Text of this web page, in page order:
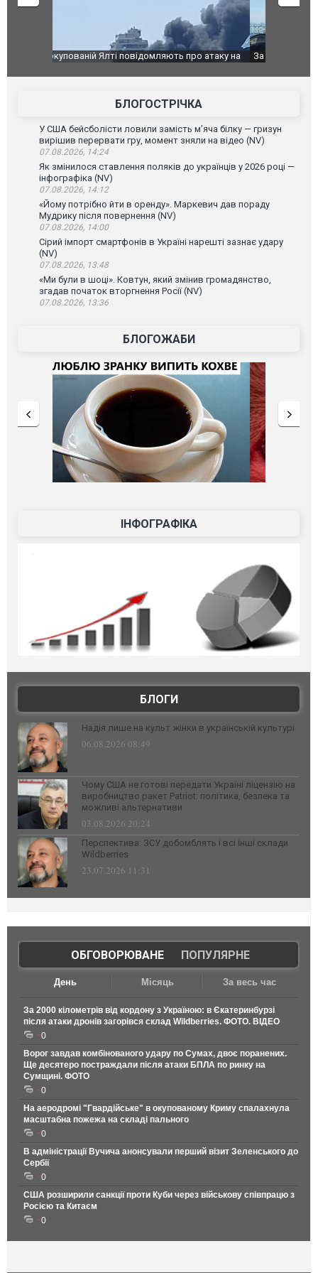
За 2000 кілометрів від кордону з Україною: в
склад Wildberries. ФОТО. ВІДЕО
В
БЛОГОСТРІЧКА
У США бейсболісти ловили замість м’яча білку — гризун
вирішив перервати гру, момент зняли на відео (NV)
07.08.2026, 14:24
Як змінилося ставлення поляків до українців у 2026 році —
інфографіка (NV)
07.08.2026, 14:12
«Йому потрібно йти в оренду». Маркевич дав пораду
Мудрику після повернення (NV)
07.08.2026, 14:00
Сірий імпорт смартфонів в Україні нарешті зазнає удару
(NV)
07.08.2026, 13:48
«Ми були в шоці». Ковтун, який змінив громадянство,
згадав початок вторгнення Росії (NV)
07.08.2026, 13:36
БЛОГОЖАБИ
ІНФОГРАФІКА
БЛОГИ
Надія лише на культ жінки в українській культурі
06.08.2026 08:49
Чому США не готові передати Україні ліцензію на
виробництво ракет Patriot: політика, безпека та
можливі альтернативи
03.08.2026 20:24
Перспектива: ЗСУ добомблять і всі інші склади
Wildberries
23.07.2026 11:31
ОБГОВОРЮВАНЕ| ПОПУЛЯРНЕ
День Місяць За весь час
За 2000 кілометрів від кордону з Україною: в Єкатеринбурзі
після атаки дронів загорівся склад Wildberries. ФОТО. ВІДЕО
0
Ворог завдав комбінованого удару по Сумах, двоє поранених.
Ще десятеро постраждали після атаки БПЛА по ринку на
Сумщині. ФОТО
0
На аеродромі "Гвардійське" в окупованому Криму спалахнула
масштабна пожежа на складі пального
0
В адміністрації Вучича анонсували перший візит Зеленського до
Сербії
0
США розширили санкції проти Куби через військову співпрацю з
Росією та Китаєм
0